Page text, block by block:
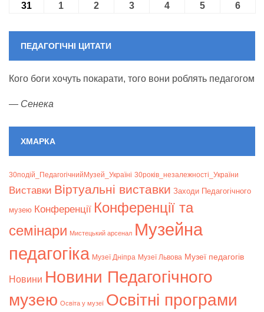
31 31.08.2026
1 01.09.2026
2 02.09.2026
3 03.09.2026
4 04.09.2026
5 05.09.2026
6
ПЕДАГОГІЧНІ ЦИТАТИ
Кого боги хочуть покарати, того вони роблять педагогом
— Сенека
ХМАРКА
30подій_ПедагогічнийМузей_Україні 30років_незалежності_України
Bиставки Віртуальні виставки Заходи Педагогічного
музею Конференції Конференції та
семінари Мистецький арсенал Музейна
педагогіка Музеї Дніпра Музеї Львова Музеї педагогів
Новини Новини Педагогічного
музею Освіта у музеї Освітні програми